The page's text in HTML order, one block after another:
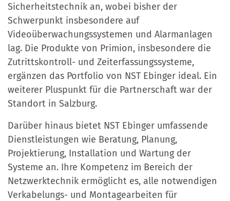
Sicherheitstechnik an, wobei bisher der
Schwerpunkt insbesondere auf
Videoüberwachungssystemen und Alarmanlagen
lag. Die Produkte von Primion, insbesondere die
Zutrittskontroll- und Zeiterfassungssysteme,
ergänzen das Portfolio von NST Ebinger ideal. Ein
weiterer Pluspunkt für die Partnerschaft war der
Standort in Salzburg.
Darüber hinaus bietet NST Ebinger umfassende
Dienstleistungen wie Beratung, Planung,
Projektierung, Installation und Wartung der
Systeme an. Ihre Kompetenz im Bereich der
Netzwerktechnik ermöglicht es, alle notwendigen
Verkabelungs- und Montagearbeiten für